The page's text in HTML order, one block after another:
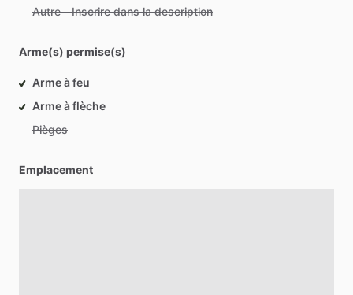
Autre - Inscrire dans la description
Arme(s) permise(s)
Arme à feu
Arme à flèche
Pièges
Emplacement